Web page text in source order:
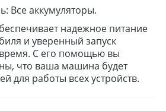
Все аккумуляторы.
надежное питание
и уверенный запуск
С его помощью вы
что ваша машина будет
для работы всех устройств.